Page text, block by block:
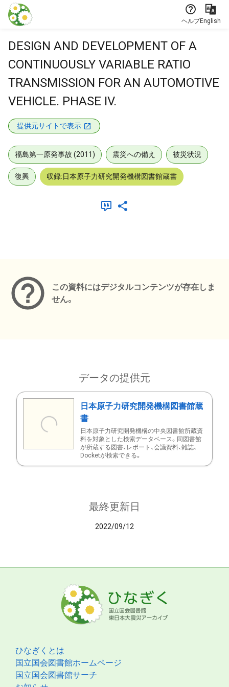
本文に飛ぶ
ヘルプEnglish
DESIGN AND DEVELOPMENT OF A
CONTINUOUSLY VARIABLE RATIO
TRANSMISSION FOR AN AUTOMOTIVE
VEHICLE. PHASE IV.
提供元サイトで表示
福島第一原発事故 (2011) 震災への備え 被災状況
復興 収録:日本原子力研究開発機構図書館蔵書
この資料にはデジタルコンテンツが存在しま
せん。
データの提供元
日本原子力研究開発機構図書館蔵
書
日本原子力研究開発機構の中央図書館所蔵資
料を対象とした検索データベース。同図書館
が所蔵する図書、レポート、会議資料、雑誌、
Docketが検索できる。
最終更新日
2022/09/12
ひなぎくとは
国立国会図書館ホームページ
国立国会図書館サーチ